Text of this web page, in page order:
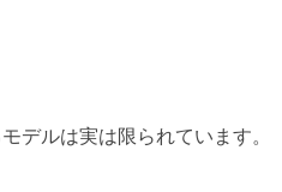
デルは実は限られています。